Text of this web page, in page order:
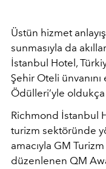
Üstün hizmet
sunmasıyla da
İstanbul Hotel,
Şehir Oteli
Ödülleri’yle
Richmond İstanbul
turizm sektöründe
amacıyla GM
düzenlenen QM